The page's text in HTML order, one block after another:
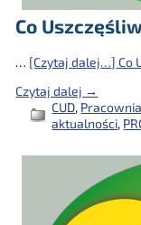
Co
… [Czytaj dalej…] Co
Czytaj dalej →
CUD,
aktualności,